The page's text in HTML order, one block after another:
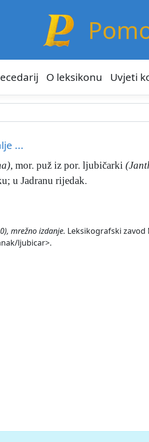
O leksikonu Uvjeti
...
, mor. puž iz por. ljubičarki
u Jadranu rijedak.
mrežno izdanje. Leksikografski zavod
ljubicar>.